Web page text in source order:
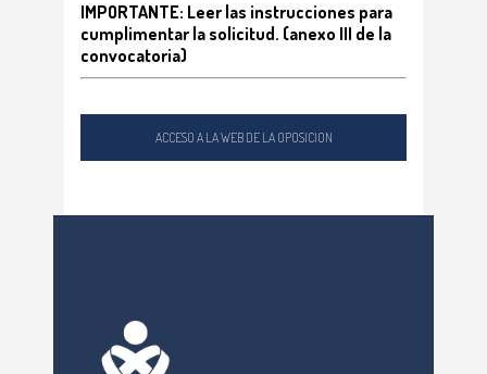
IMPORTANTE: Leer las instrucciones para
cumplimentar la solicitud. (anexo III de la
convocatoria)
ACCESO A LA WEB DE LA OPOSICION